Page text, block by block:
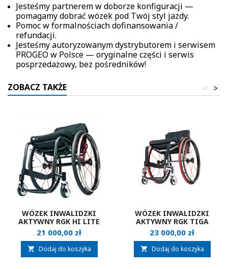
Jesteśmy partnerem w doborze konfiguracji —
pomagamy dobrać wózek pod Twój styl jazdy.
Pomoc w formalnościach dofinansowania /
refundacji.
Jesteśmy autoryzowanym dystrybutorem i serwisem
PROGEO w Polsce — oryginalne części i serwis
posprzedażowy, bez pośredników!
ZOBACZ TAKŻE >
<
WÓZEK INWALIDZKI
AKTYWNY RGK HI LITE
Cena
21 000,00 zł
 Dodaj do koszyka
WÓZEK INWALIDZKI
AKTYWNY RGK TIGA
Cena
23 000,00 zł
 Dodaj do koszyka